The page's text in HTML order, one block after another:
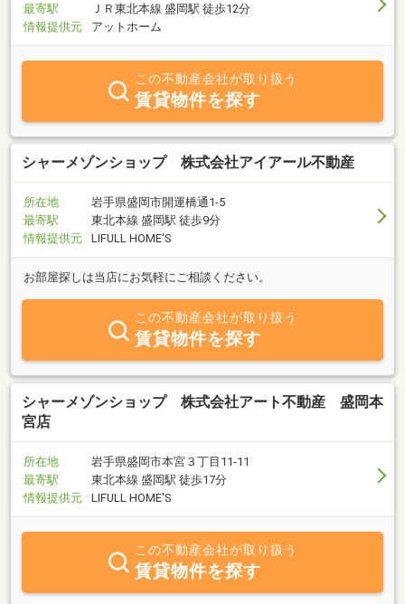
最寄駅
ＪＲ東北本線 盛岡駅 徒歩12分
情報提供元
アットホーム
この不動産会社が取り扱う
賃貸物件を探す
シャーメゾンショップ 株式会社アイアール不動産
所在地
岩手県盛岡市開運橋通1-5
最寄駅
東北本線 盛岡駅 徒歩9分
情報提供元
LIFULL HOME'S
お部屋探しは当店にお気軽にご相談ください。
この不動産会社が取り扱う
賃貸物件を探す
シャーメゾンショップ 株式会社アート不動産 盛岡本
宮店
所在地
岩手県盛岡市本宮３丁目11-11
最寄駅
東北本線 盛岡駅 徒歩17分
情報提供元
LIFULL HOME'S
この不動産会社が取り扱う
賃貸物件を探す